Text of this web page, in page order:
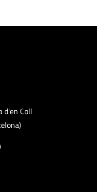
d'en Coll